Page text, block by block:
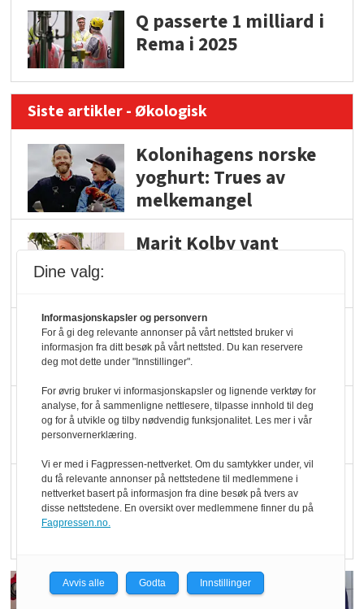
Q passerte 1 milliard i
Rema i 2025
Siste artikler - Økologisk
Kolonihagens norske
yoghurt: Trues av
melkemangel
Marit Kolby vant
Blir enklere å velge
økologisk i butikkhylla
Kolonihagen sliter
med å få tak i nok melk
Rapport: Økokundene
er klare! Er markedet
Dine valg:
Informasjonskapsler og personvern
For å gi deg relevante annonser på vårt nettsted bruker vi
informasjon fra ditt besøk på vårt nettsted. Du kan reservere
deg mot dette under "Innstillinger".
For øvrig bruker vi informasjonskapsler og lignende verktøy for
analyse, for å sammenligne nettlesere, tilpasse innhold til deg
og for å utvikle og tilby nødvendig funksjonalitet. Les mer i vår
personvernerklæring.
Vi er med i Fagpressen-nettverket. Om du samtykker under, vil
du få relevante annonser på nettstedene til medlemmene i
nettverket basert på informasjon fra dine besøk på tvers av
disse nettstedene. En oversikt over medlemmene finner du på
Fagpressen.no.
Avvis alle Godta Innstillinger